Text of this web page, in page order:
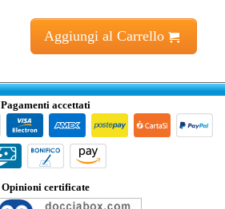
Aggiungi al Carrello
Pagamenti accettati
Opinioni certificate